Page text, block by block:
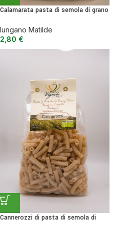
Calamarata pasta di semola di grano
Iungano Matilde
2,80 €
Cannerozzi di pasta di semola di